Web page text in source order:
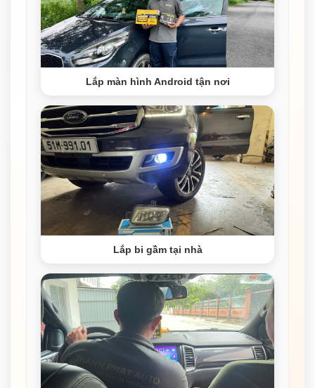
Lắp màn hình Android tận nơi
Lắp bi gầm tại nhà